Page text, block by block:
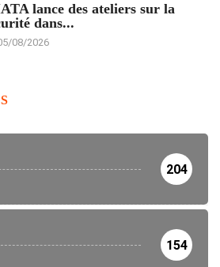
lance des ateliers sur la
dans...
08/2026
204
154